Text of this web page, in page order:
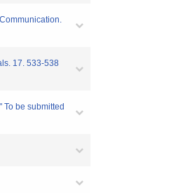
17. 533-538
be submitted